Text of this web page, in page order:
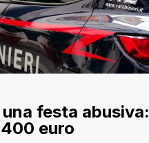
festa abusiva:
euro